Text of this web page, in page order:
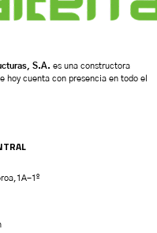
S.A. es una constructora
hoy cuenta con presencia en todo el
1º